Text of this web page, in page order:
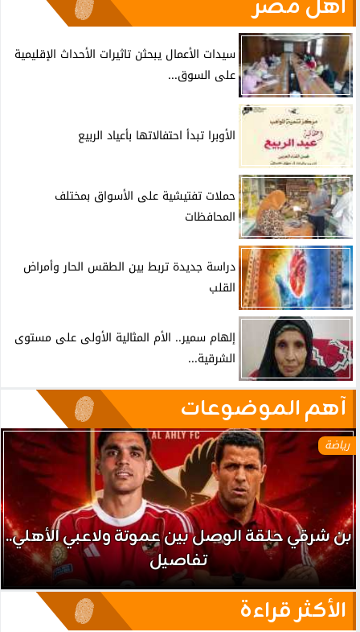
سيدات الأعمال يبحثن تاثيرات الأحداث الإقليمية
على السوق...
الأوبرا تبدأ احتفالاتها بأعياد الربيع
حملات تفتيشية على الأسواق بمختلف
المحافظات
دراسة جديدة تربط بين الطقس الحار وأمراض
القلب
إلهام سمير.. الأم المثالية الأولى على مستوى
الشرقية...
آهم الموضوعات
رياضة
بن شرقي حلقة الوصل بين عموتة ولاعبي الأهلي..
تفاصيل
الأكثر قراءة